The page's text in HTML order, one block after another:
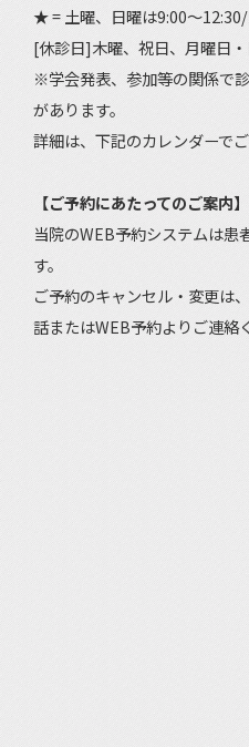
★ = 土曜、日曜は9:00～
[休診日]木曜、祝日、月曜日
※学会発表、参加等の関係で
があります。
詳細は、下記のカレンダーでご
【ご予約にあたってのご案内】
当院のWEB予約システムは患
す。
ご予約のキャンセル・変更は
話またはWEB予約よりご連絡